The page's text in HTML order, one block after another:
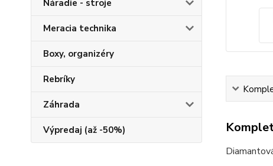
Náradie - stroje
Meracia technika
Boxy, organizéry
Rebríky
Záhrada
Výpredaj (až -50%)